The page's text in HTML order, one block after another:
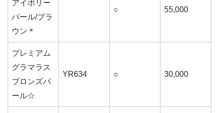
アイボリー
パール/ブラ
ウン＊
○ 55,000
プレミアム
グラマラス
ブロンズパ
ール☆
YR634 ○ 30,000